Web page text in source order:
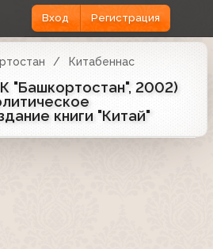
Вход Регистрация
Китабеннас
"Башкортостан", 2002)
книги "Китай"